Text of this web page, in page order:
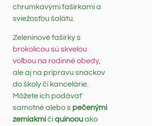
chrumkavými fašírkami a
sviežosťou šalátu.
Zeleninové fašírky s
brokolicou sú skvelou
voľbou na rodinné obedy,
ale aj na prípravu snackov
do školy či kancelárie.
Môžete ich podávať
samotné alebo s pečenými
zemiakmičiquinoouako